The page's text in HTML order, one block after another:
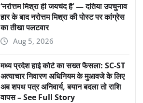
‘नरोत्तम मिश्रा ही जयचंद है’ — दतिया उपचुनाव
हार के बाद नरोत्तम मिश्रा की पोस्ट पर कांग्रेस
का तीखा पलटवार
Aug 5, 2026
मध्य प्रदेश हाई कोर्ट का सख्त फैसला: SC-ST
अत्याचार निवारण अधिनियम के मुआवजे के लिए
अब शपथ पत्र अनिवार्य, बयान बदला तो राशि
वापस – See Full Story